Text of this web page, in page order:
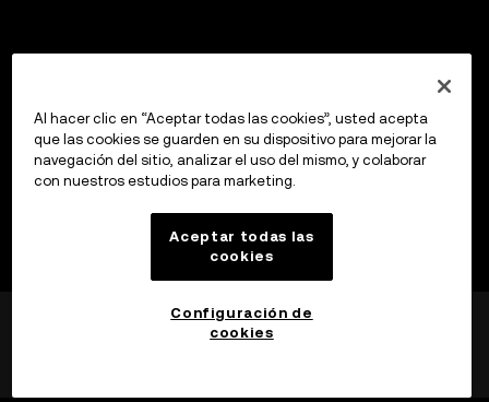
Al hacer clic en “Aceptar todas las cookies”, usted acepta
que las cookies se guarden en su dispositivo para mejorar la
navegación del sitio, analizar el uso del mismo, y colaborar
con nuestros estudios para marketing.
Aceptar todas las
cookies
Configuración de
cookies